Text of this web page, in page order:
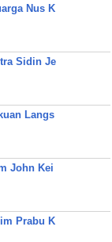
Nus K
Sidin Je
Langs
John Kei
Prabu K